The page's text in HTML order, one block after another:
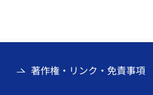
著作権・リンク・免責事項